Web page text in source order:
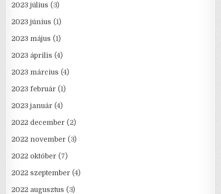
2023 július (3)
2023 június (1)
2023 május (1)
2023 április (4)
2023 március (4)
2023 február (1)
2023 január (4)
2022 december (2)
2022 november (3)
2022 október (7)
2022 szeptember (4)
2022 augusztus (3)